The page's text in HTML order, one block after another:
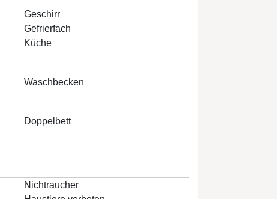
Geschirr
Gefrierfach
Küche
Waschbecken
Doppelbett
Nichtraucher